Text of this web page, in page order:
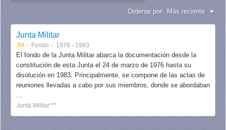
Ordenar por: Más reciente
Junta Militar
JM Fondo 1976 - 1983
El fondo de la Junta Militar abarca la documentación desde la
constitución de esta Junta el 24 de marzo de 1976 hasta su
disolución en 1983. Principalmente, se compone de las actas de
reuniones llevadas a cabo por sus miembros, donde se abordaban
...
Junta Militar***